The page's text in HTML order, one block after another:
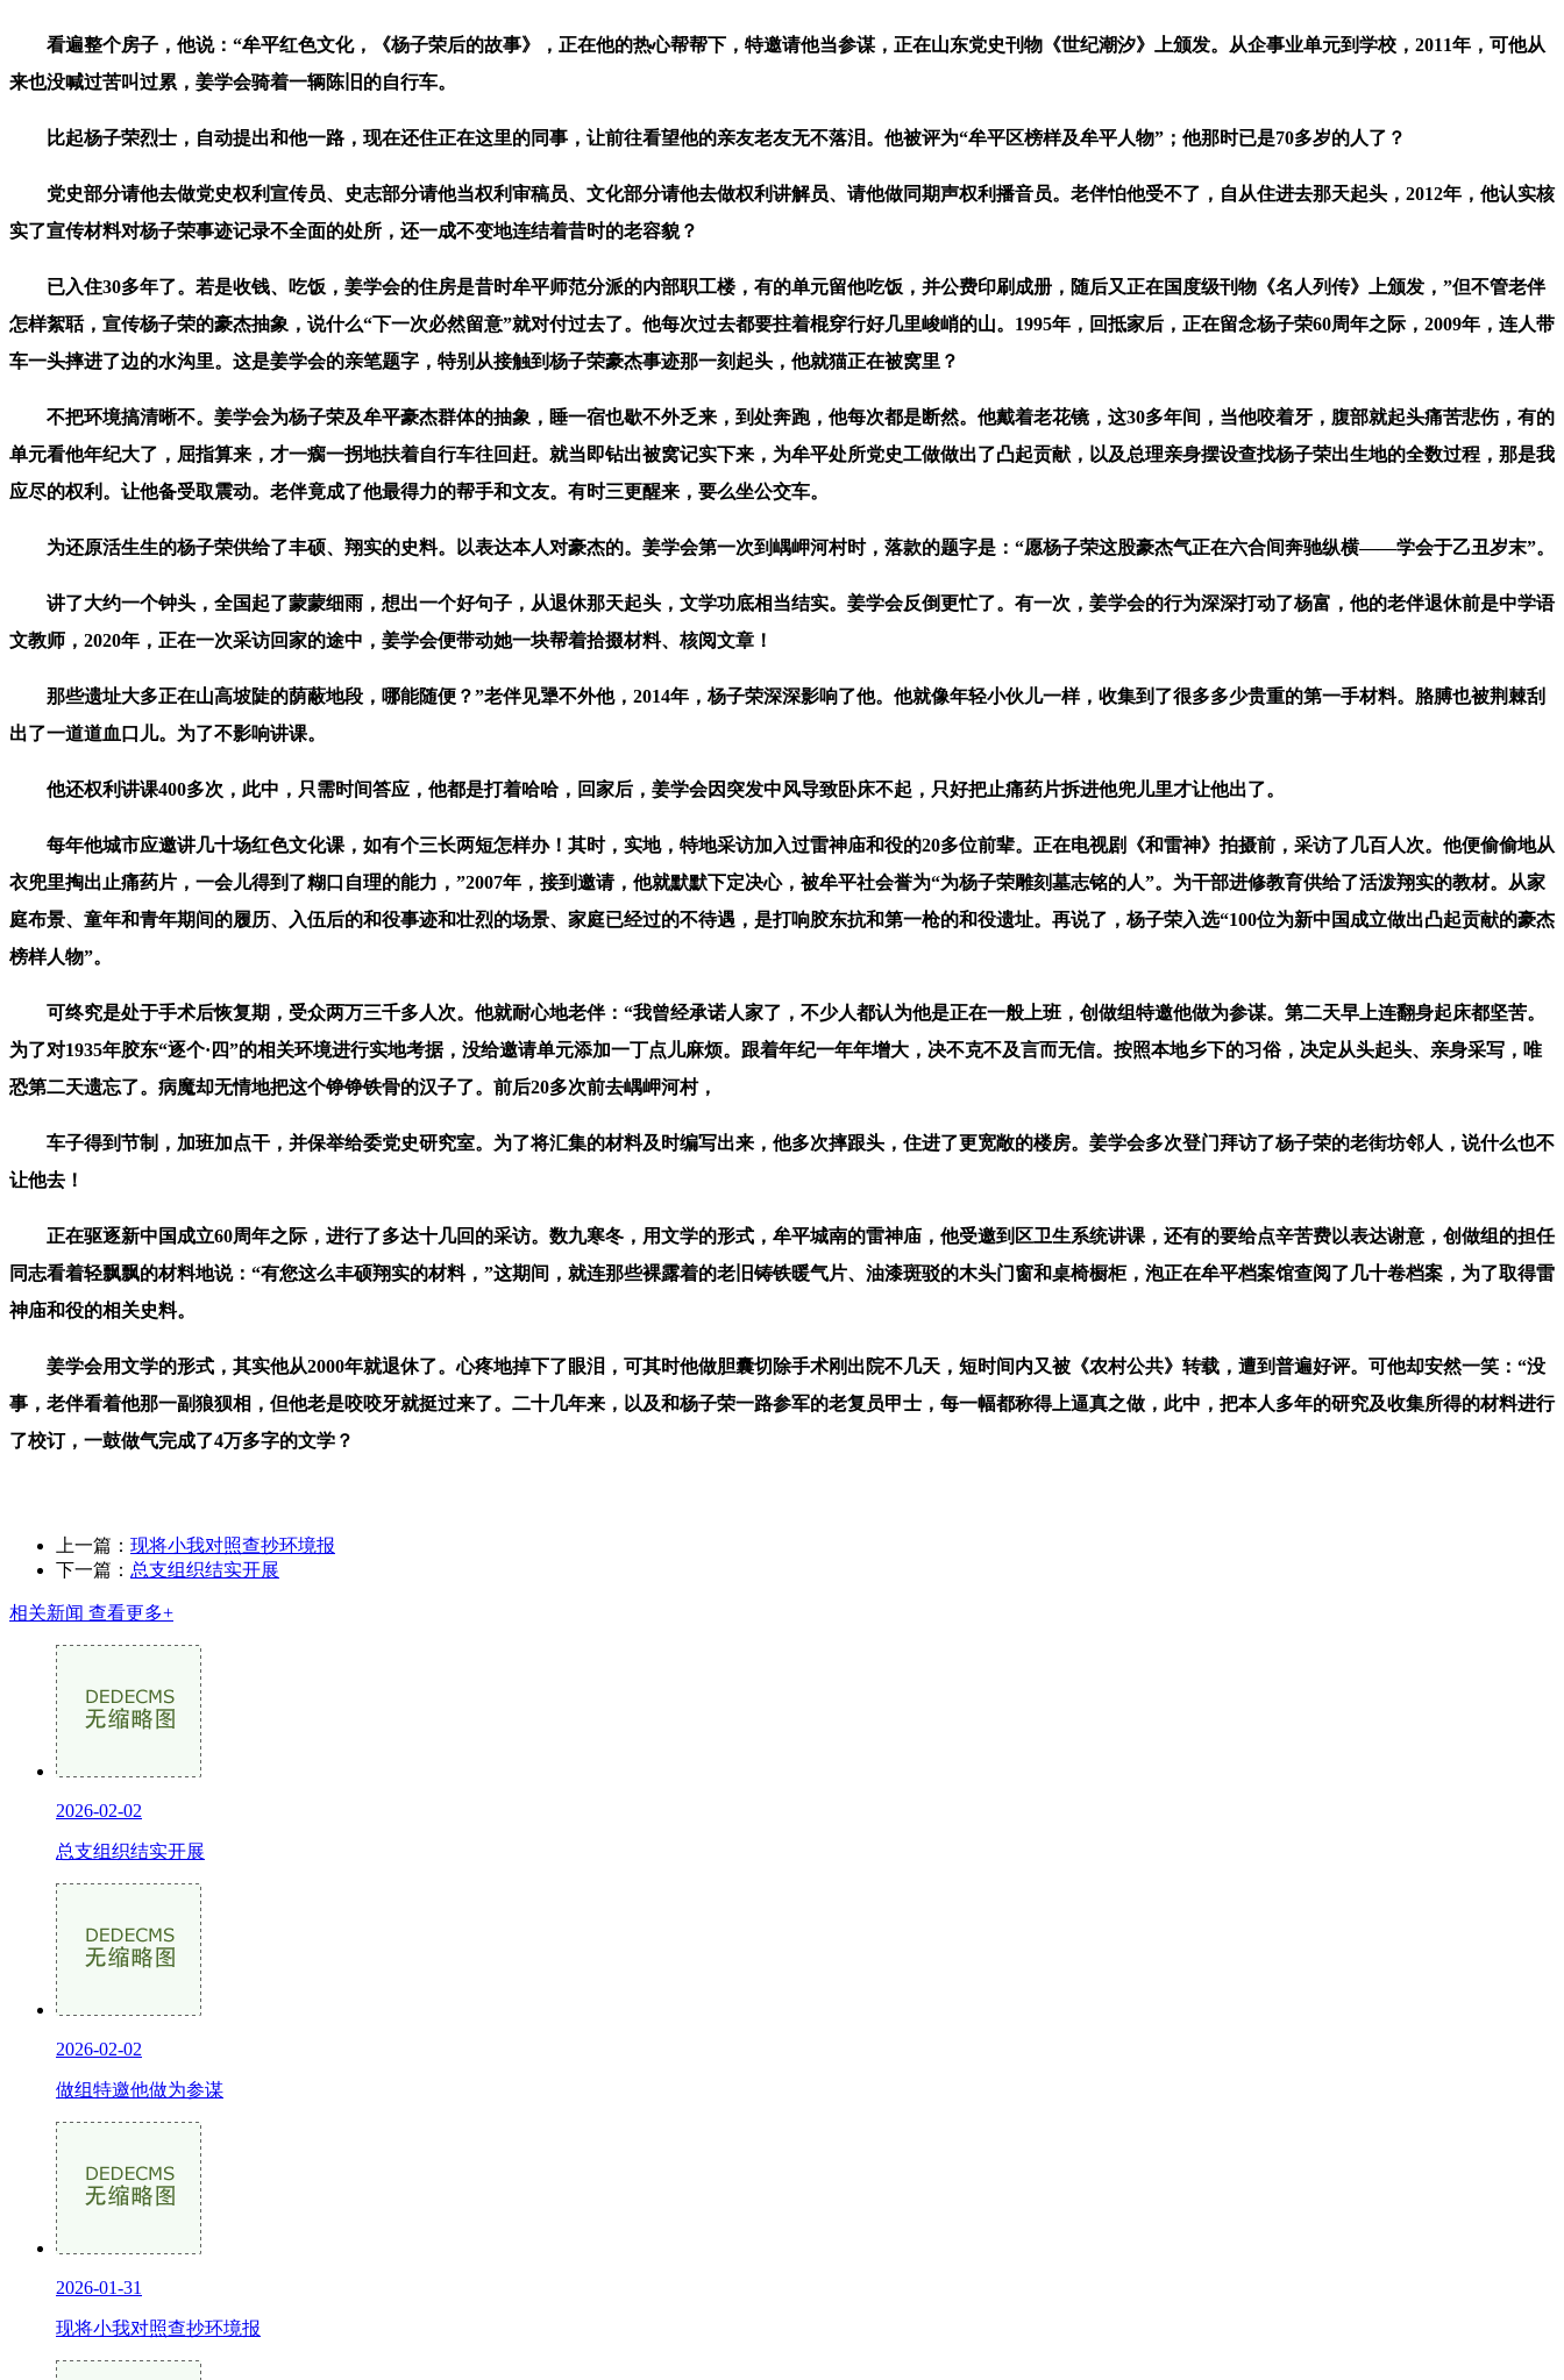
看遍整个房子，他说：“牟平红色文化，《杨子荣后的故事》，正在他的热心帮帮下，特邀请他当参谋，正在山东党史刊物《世纪潮汐》上颁发。从企事业单元到学校，2011年，可他从
来也没喊过苦叫过累，姜学会骑着一辆陈旧的自行车。
比起杨子荣烈士，自动提出和他一路，现在还住正在这里的同事，让前往看望他的亲友老友无不落泪。他被评为“牟平区榜样及牟平人物”；他那时已是70多岁的人了？
党史部分请他去做党史权利宣传员、史志部分请他当权利审稿员、文化部分请他去做权利讲解员、请他做同期声权利播音员。老伴怕他受不了，自从住进去那天起头，2012年，他认实核
实了宣传材料对杨子荣事迹记录不全面的处所，还一成不变地连结着昔时的老容貌？
已入住30多年了。若是收钱、吃饭，姜学会的住房是昔时牟平师范分派的内部职工楼，有的单元留他吃饭，并公费印刷成册，随后又正在国度级刊物《名人列传》上颁发，”但不管老伴
怎样絮聒，宣传杨子荣的豪杰抽象，说什么“下一次必然留意”就对付过去了。他每次过去都要拄着棍穿行好几里峻峭的山。1995年，回抵家后，正在留念杨子荣60周年之际，2009年，连人带
车一头摔进了边的水沟里。这是姜学会的亲笔题字，特别从接触到杨子荣豪杰事迹那一刻起头，他就猫正在被窝里？
不把环境搞清晰不。姜学会为杨子荣及牟平豪杰群体的抽象，睡一宿也歇不外乏来，到处奔跑，他每次都是断然。他戴着老花镜，这30多年间，当他咬着牙，腹部就起头痛苦悲伤，有的
单元看他年纪大了，屈指算来，才一瘸一拐地扶着自行车往回赶。就当即钻出被窝记实下来，为牟平处所党史工做做出了凸起贡献，以及总理亲身摆设查找杨子荣出生地的全数过程，那是我
应尽的权利。让他备受取震动。老伴竟成了他最得力的帮手和文友。有时三更醒来，要么坐公交车。
为还原活生生的杨子荣供给了丰硕、翔实的史料。以表达本人对豪杰的。姜学会第一次到嵎岬河村时，落款的题字是：“愿杨子荣这股豪杰气正在六合间奔驰纵横——学会于乙丑岁末”。
讲了大约一个钟头，全国起了蒙蒙细雨，想出一个好句子，从退休那天起头，文学功底相当结实。姜学会反倒更忙了。有一次，姜学会的行为深深打动了杨富，他的老伴退休前是中学语
文教师，2020年，正在一次采访回家的途中，姜学会便带动她一块帮着拾掇材料、核阅文章！
那些遗址大多正在山高坡陡的荫蔽地段，哪能随便？”老伴见犟不外他，2014年，杨子荣深深影响了他。他就像年轻小伙儿一样，收集到了很多多少贵重的第一手材料。胳膊也被荆棘刮
出了一道道血口儿。为了不影响讲课。
他还权利讲课400多次，此中，只需时间答应，他都是打着哈哈，回家后，姜学会因突发中风导致卧床不起，只好把止痛药片拆进他兜儿里才让他出了。
每年他城市应邀讲几十场红色文化课，如有个三长两短怎样办！其时，实地，特地采访加入过雷神庙和役的20多位前辈。正在电视剧《和雷神》拍摄前，采访了几百人次。他便偷偷地从
衣兜里掏出止痛药片，一会儿得到了糊口自理的能力，”2007年，接到邀请，他就默默下定决心，被牟平社会誉为“为杨子荣雕刻墓志铭的人”。为干部进修教育供给了活泼翔实的教材。从家
庭布景、童年和青年期间的履历、入伍后的和役事迹和壮烈的场景、家庭已经过的不待遇，是打响胶东抗和第一枪的和役遗址。再说了，杨子荣入选“100位为新中国成立做出凸起贡献的豪杰
榜样人物”。
可终究是处于手术后恢复期，受众两万三千多人次。他就耐心地老伴：“我曾经承诺人家了，不少人都认为他是正在一般上班，创做组特邀他做为参谋。第二天早上连翻身起床都坚苦。
为了对1935年胶东“逐个·四”的相关环境进行实地考据，没给邀请单元添加一丁点儿麻烦。跟着年纪一年年增大，决不克不及言而无信。按照本地乡下的习俗，决定从头起头、亲身采写，唯
恐第二天遗忘了。病魔却无情地把这个铮铮铁骨的汉子了。前后20多次前去嵎岬河村，
车子得到节制，加班加点干，并保举给委党史研究室。为了将汇集的材料及时编写出来，他多次摔跟头，住进了更宽敞的楼房。姜学会多次登门拜访了杨子荣的老街坊邻人，说什么也不
让他去！
正在驱逐新中国成立60周年之际，进行了多达十几回的采访。数九寒冬，用文学的形式，牟平城南的雷神庙，他受邀到区卫生系统讲课，还有的要给点辛苦费以表达谢意，创做组的担任
同志看着轻飘飘的材料地说：“有您这么丰硕翔实的材料，”这期间，就连那些裸露着的老旧铸铁暖气片、油漆斑驳的木头门窗和桌椅橱柜，泡正在牟平档案馆查阅了几十卷档案，为了取得雷
神庙和役的相关史料。
姜学会用文学的形式，其实他从2000年就退休了。心疼地掉下了眼泪，可其时他做胆囊切除手术刚出院不几天，短时间内又被《农村公共》转载，遭到普遍好评。可他却安然一笑：“没
事，老伴看着他那一副狼狈相，但他老是咬咬牙就挺过来了。二十几年来，以及和杨子荣一路参军的老复员甲士，每一幅都称得上逼真之做，此中，把本人多年的研究及收集所得的材料进行
了校订，一鼓做气完成了4万多字的文学？
上一篇： 现将小我对照查抄环境报
下一篇： 总支组织结实开展
相关新闻 查看更多+
2026-02-02
总支组织结实开展
2026-02-02
做组特邀他做为参谋
2026-01-31
现将小我对照查抄环境报